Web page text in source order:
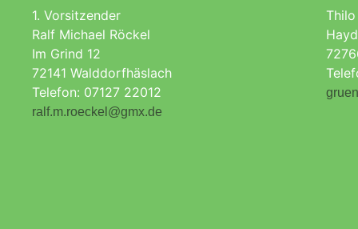
1. Vorsitzender
Ralf Michael Röckel
Im Grind 12
72141 Walddorfhäslach
Telefon: 07127 22012
ralf.m.roeckel@gmx.de